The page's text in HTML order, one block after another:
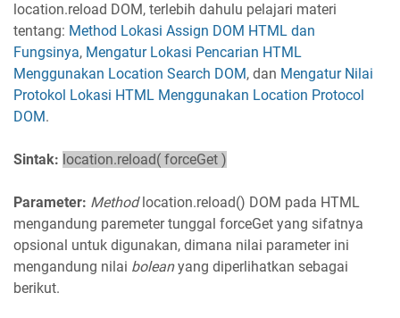
location.reload DOM, terlebih dahulu pelajari materi
tentang: Method Lokasi Assign DOM HTML dan
Fungsinya, Mengatur Lokasi Pencarian HTML
Menggunakan Location Search DOM, dan Mengatur Nilai
Protokol Lokasi HTML Menggunakan Location Protocol
DOM.
Sintak: location.reload( forceGet )
Parameter: Methodlocation.reload() DOM pada HTML
mengandung paremeter tunggal forceGet yang sifatnya
opsional untuk digunakan, dimana nilai parameter ini
mengandung nilai boleanyang diperlihatkan sebagai
berikut.